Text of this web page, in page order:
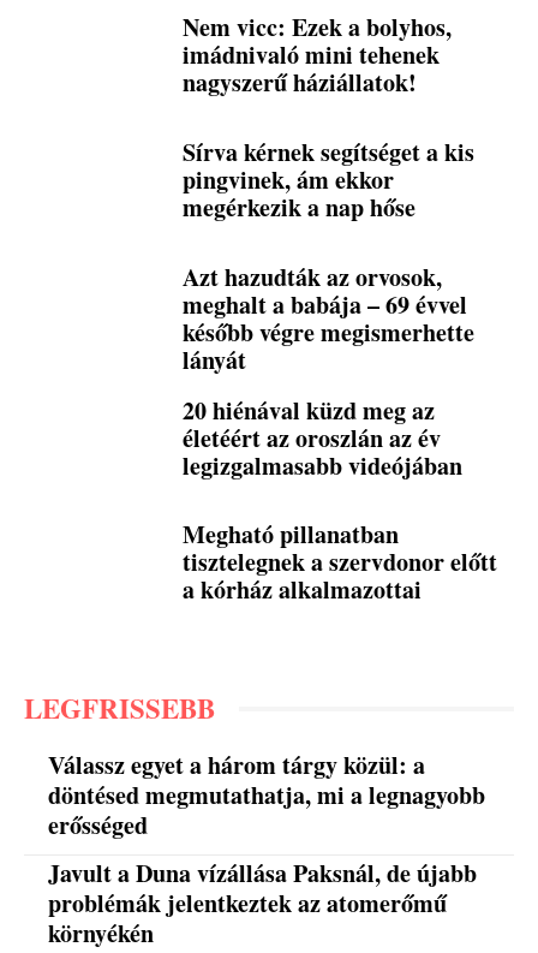
Nem vicc: Ezek a bolyhos,
imádnivaló mini tehenek
nagyszerű háziállatok!
Sírva kérnek segítséget a kis
pingvinek, ám ekkor
megérkezik a nap hőse
Azt hazudták az orvosok,
meghalt a babája – 69 évvel
később végre megismerhette
lányát
20 hiénával küzd meg az
életéért az oroszlán az év
legizgalmasabb videójában
Megható pillanatban
tisztelegnek a szervdonor előtt
a kórház alkalmazottai
LEGFRISSEBB
Válassz egyet a három tárgy közül: a
döntésed megmutathatja, mi a legnagyobb
erősséged
Javult a Duna vízállása Paksnál, de újabb
problémák jelentkeztek az atomerőmű
környékén